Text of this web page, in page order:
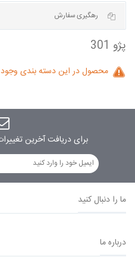
آخرین مطالب
رهگیری سفارش
محصول در این دسته بندی وجود
برای دریافت آخرین
ما را دنبال کنید
درباره ما